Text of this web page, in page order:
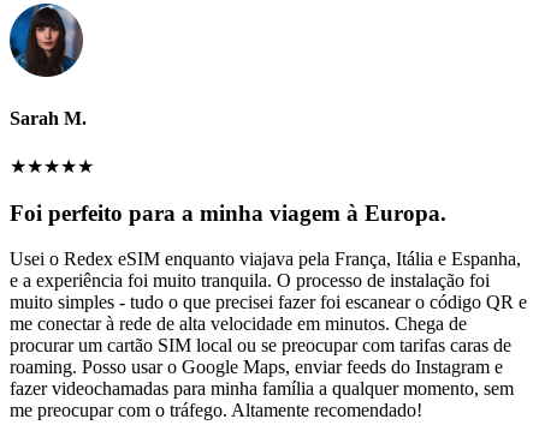
Sarah M.
★★★★★
Foi perfeito para a minha viagem à Europa.
Usei o Redex eSIM enquanto viajava pela França, Itália e Espanha,
e a experiência foi muito tranquila. O processo de instalação foi
muito simples - tudo o que precisei fazer foi escanear o código QR e
me conectar à rede de alta velocidade em minutos. Chega de
procurar um cartão SIM local ou se preocupar com tarifas caras de
roaming. Posso usar o Google Maps, enviar feeds do Instagram e
fazer videochamadas para minha família a qualquer momento, sem
me preocupar com o tráfego. Altamente recomendado!